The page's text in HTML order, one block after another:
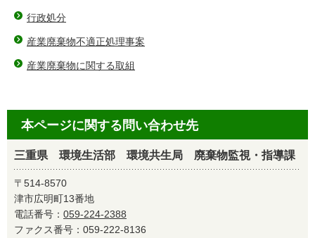
行政処分
産業廃棄物不適正処理事案
産業廃棄物に関する取組
本ページに関する問い合わせ先
三重県 環境生活部 環境共生局 廃棄物監視・指導課
〒514-8570
津市広明町13番地
電話番号： 059-224-2388
ファクス番号：059-222-8136